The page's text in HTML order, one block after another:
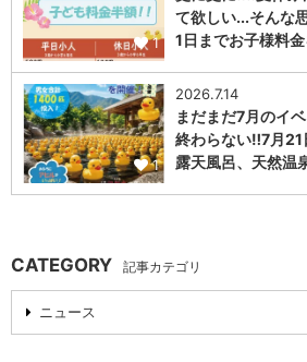
1
て欲しい...そんな
1日までお子様料
1
2026.7.14
まだまだ7月のイ
終わらない‼️7月
露天風呂、天然
CATEGORY 記事カテゴリ
ニュース